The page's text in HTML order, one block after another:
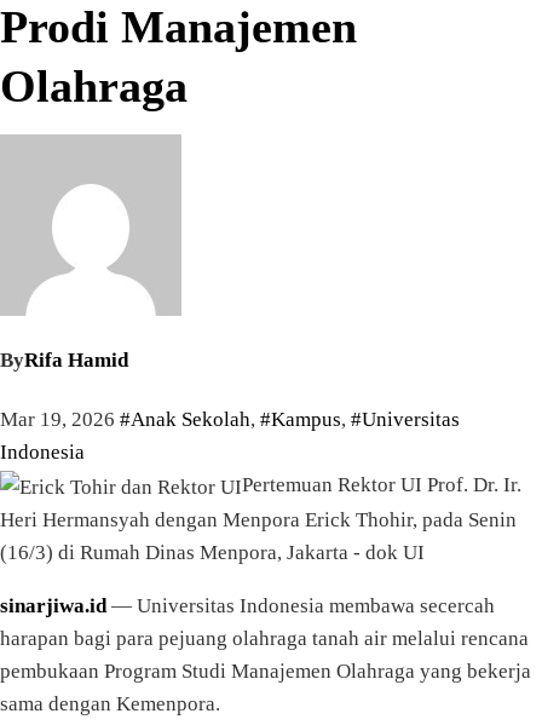
Prodi Manajemen
Olahraga
ByRifa Hamid
Mar 19, 2026 #Anak Sekolah, #Kampus, #Universitas
Indonesia
Pertemuan Rektor UI Prof. Dr. Ir.
Heri Hermansyah dengan Menpora Erick Thohir, pada Senin
(16/3) di Rumah Dinas Menpora, Jakarta - dok UI
sinarjiwa.id— Universitas Indonesia membawa secercah
harapan bagi para pejuang olahraga tanah air melalui rencana
pembukaan Program Studi Manajemen Olahraga yang bekerja
sama dengan Kemenpora.